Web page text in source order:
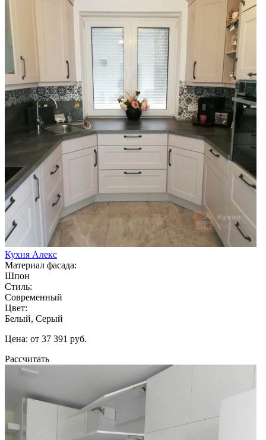
Кухня Алекс
Материал фасада:
Шпон
Стиль:
Современный
Цвет:
Белый, Серый
Цена: от 37 391 руб.
Рассчитать